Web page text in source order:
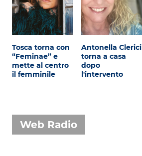
Tosca torna con
“Feminae” e
mette al centro
il femminile
Antonella Clerici
torna a casa
dopo
l'intervento
Web Radio